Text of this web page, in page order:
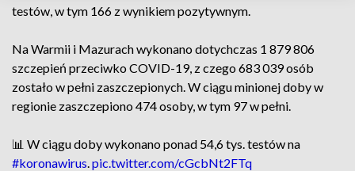
testów, w tym 166 z wynikiem pozytywnym.
Na Warmii i Mazurach wykonano dotychczas 1 879 806
szczepień przeciwko COVID-19, z czego 683 039 osób
zostało w pełni zaszczepionych. W ciągu minionej doby w
regionie zaszczepiono 474 osoby, w tym 97 w pełni.
📊 W ciągu doby wykonano ponad 54,6 tys. testów na
#koronawirus.pic.twitter.com/cGcbNt2FTq